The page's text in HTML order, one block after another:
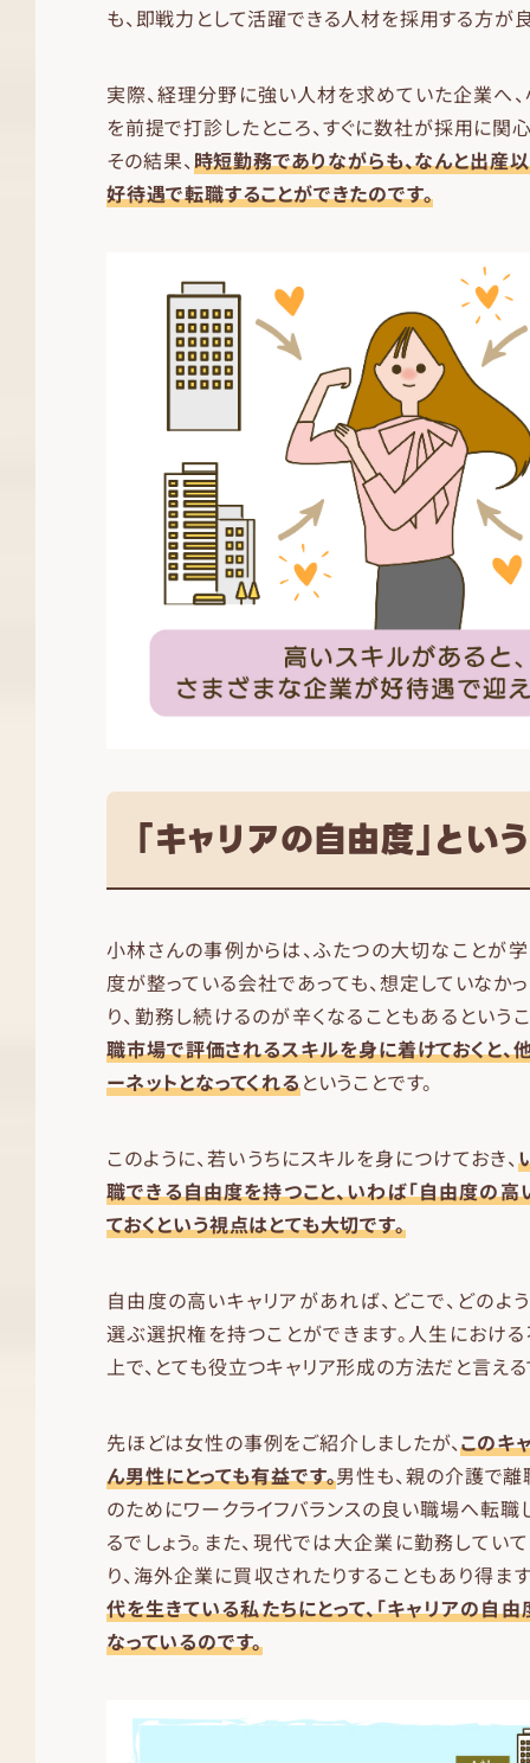
も、即戦力として活躍できる人材を採用する方が
実際、経理分野に強い人材を求めていた企業へ
を前提で打診したところ、すぐに数社が採用に関
その結果、時短勤務でありながらも、なんと出産
好待遇で転職することができたのです。
「キャリアの自由度」とい
小林さんの事例からは、ふたつの大切なことが学
度が整っている会社であっても、想定していなか
り、勤務し続けるのが辛くなることもあるというこ
職市場で評価されるスキルを身に着けておくと、
ーネットとなってくれるということです。
このように、若いうちにスキルを身につけておき、
職できる自由度を持つこと、いわば「自由度の高
ておくという視点はとても大切です。
自由度の高いキャリアがあれば、どこで、どのよ
選ぶ選択権を持つことができます。人生におけ
上で、とても役立つキャリア形成の方法だと言える
先ほどは女性の事例をご紹介しましたが、このキ
ん男性にとっても有益です。男性も、親の介護で離
のためにワークライフバランスの良い職場へ転職
るでしょう。また、現代では大企業に勤務してい
り、海外企業に買収されたりすることもあり得ます
代を生きている私たちにとって、「キャリアの自
なっているのです。